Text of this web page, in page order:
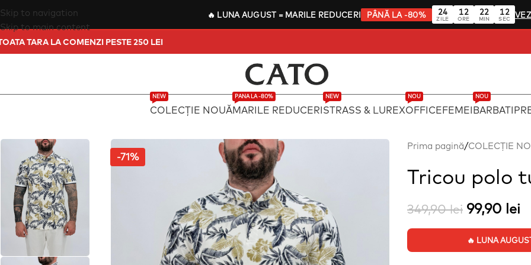
🔥 LUNA AUGUST= MARILE REDUCERI PÂNĂ LA -80% 24
ZILE
12
ORE
22
MIN
12
SEC
Skip to navigation
Skip to main content
IN TOATA TARA LA COMENZI PESTE 250 LEI
COLECȚIE NOUĂ
NEW
MARILE REDUCERI
PANA LA -80%
STRASS & LUREX
NEW
OFFICE
NOU
FEMEIBARBATI
NOU
-71%
Prima pagină/COLECȚIE
Tricou polo
349,90lei 99,90 lei
🔥 LUNA